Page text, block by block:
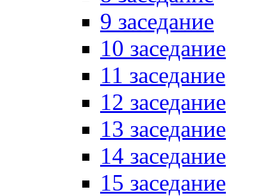
9 заседание
10 заседание
11 заседание
12 заседание
13 заседание
14 заседание
15 заседание